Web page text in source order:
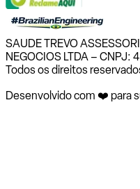
SAUDE TREVO
NEGOCIOS LTDA –
Todos os direitos
Desenvolvido com ❤️ para